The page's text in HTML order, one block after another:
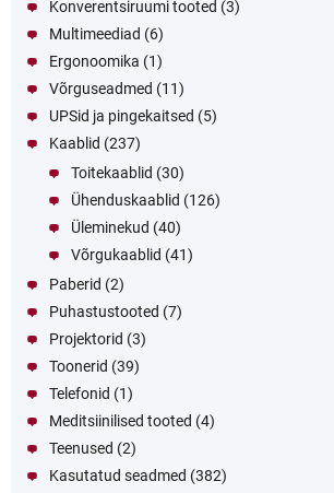
Konverentsiruumi tooted (3)
Multimeediad (6)
Ergonoomika (1)
Võrguseadmed (11)
UPSid ja pingekaitsed (5)
Kaablid (237)
Toitekaablid (30)
Ühenduskaablid (126)
Üleminekud (40)
Võrgukaablid (41)
Paberid (2)
Puhastustooted (7)
Projektorid (3)
Toonerid (39)
Telefonid (1)
Meditsiinilised tooted (4)
Teenused (2)
Kasutatud seadmed (382)